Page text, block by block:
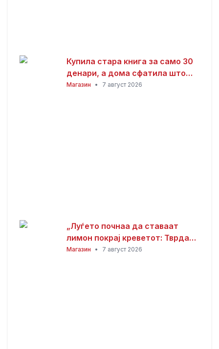
Купила стара книга за само 30
денари, а дома сфатила што
всушност пронашла: „Како да
Магазин • 7 август 2026
„Луѓето почнаа да ставаат
лимон покрај креветот: Тврдат
дека решава еден голем
Магазин • 7 август 2026